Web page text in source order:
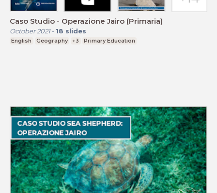
Caso Studio - Operazione Jairo (Primaria)
October 2021- 18 slides
English Geography +3 Primary Education